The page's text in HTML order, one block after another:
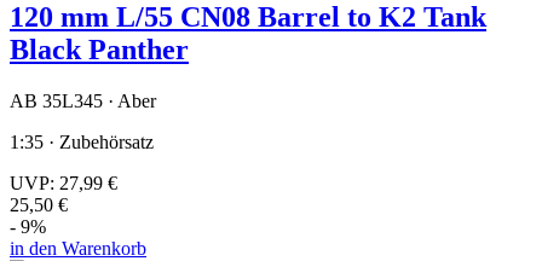
120 mm L/55 CN08 Barrel to K2 Tank
Black Panther
AB 35L345 · Aber
1:35 · Zubehörsatz
UVP: 27,99 €
25,50 €
- 9%
in den Warenkorb